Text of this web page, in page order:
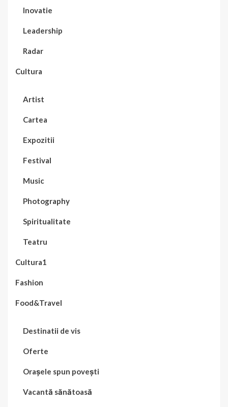
Inovatie
Leadership
Radar
Cultura
Artist
Cartea
Expozitii
Festival
Music
Photography
Spiritualitate
Teatru
Cultura1
Fashion
Food&Travel
Destinatii de vis
Oferte
Orașele spun povești
Vacantă sănătoasă